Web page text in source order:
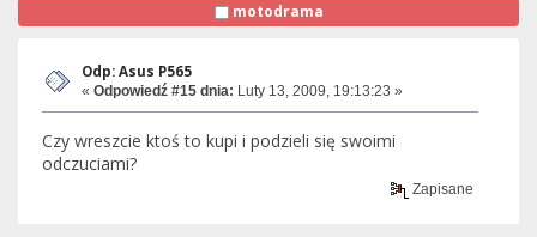
motodrama
Odp: Asus P565
« Odpowiedź #15 dnia: Luty 13, 2009, 19:13:23 »
Czy wreszcie ktoś to kupi i podzieli się swoimi
odczuciami?
Zapisane